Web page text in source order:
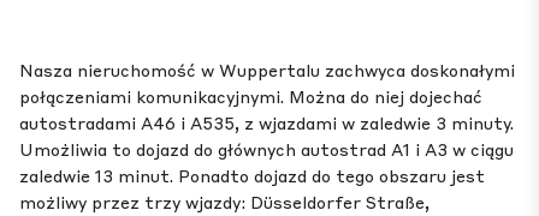
Nasza nieruchomość w Wuppertalu zachwyca doskonałymi
połączeniami komunikacyjnymi. Można do niej dojechać
autostradami A46 i A535, z wjazdami w zaledwie 3 minuty.
Umożliwia to dojazd do głównych autostrad A1 i A3 w ciągu
zaledwie 13 minut. Ponadto dojazd do tego obszaru jest
możliwy przez trzy wjazdy: Düsseldorfer Straße,